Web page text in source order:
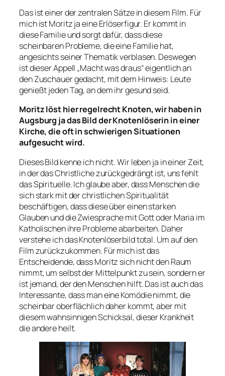
Das ist einer der zentralen Sätze in diesem Film. Für
mich ist Moritz ja eine Erlöserfigur. Er kommt in
diese Familie und sorgt dafür, dass diese
scheinbaren Probleme, die eine Familie hat,
angesichts seiner Thematik verblasen. Deswegen
ist dieser Appell „Macht was draus“ eigentlich an
den Zuschauer gedacht, mit dem Hinweis: Leute
genießt jeden Tag, an dem ihr gesund seid.
Moritz löst hier regelrecht Knoten, wir haben in
Augsburg ja das Bild der Knotenlöserin in einer
Kirche, die oft in schwierigen Situationen
aufgesucht wird.
Dieses Bild kenne ich nicht. Wir leben ja in einer Zeit,
in der das Christliche zurückgedrängt ist, uns fehlt
das Spirituelle. Ich glaube aber, dass Menschen die
sich stark mit der christlichen Spiritualität
beschäftigen, dass diese über einen starken
Glauben und die Zwiesprache mit Gott oder Maria im
Katholischen ihre Probleme abarbeiten. Daher
verstehe ich das Knotenlöserbild total. Um auf den
Film zurückzukommen. Für mich ist das
Entscheidende, dass Moritz sich nicht den Raum
nimmt, um selbst der Mittelpunkt zu sein, sondern er
ist jemand, der den Menschen hilft. Das ist auch das
Interessante, dass man eine Komödie nimmt, die
scheinbar oberflächlich daher kommt, aber mit
diesem wahnsinnigen Schicksal, dieser Krankheit
die andere heilt.